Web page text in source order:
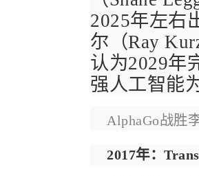
2025年左右
尔（Ray
认为2029年
强人工智能
AlphaGo战胜
2017年：